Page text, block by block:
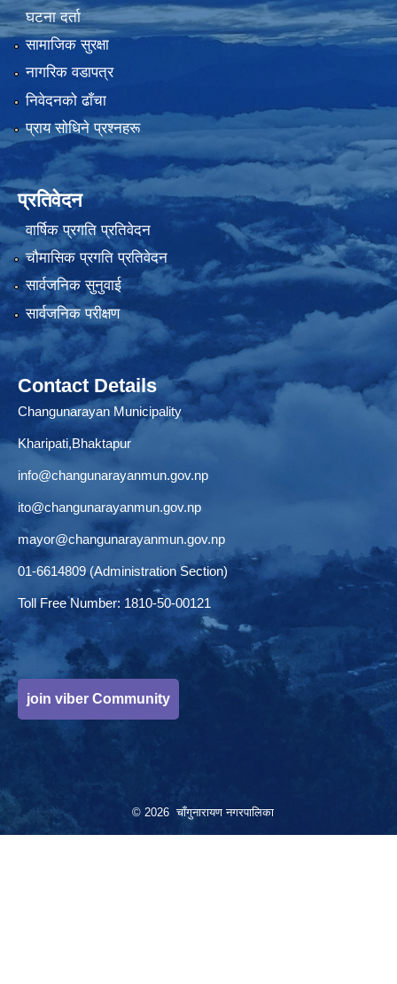
घटना दर्ता
सामाजिक सुरक्षा
नागरिक वडापत्र
निवेदनको ढाँचा
प्राय साेधिने प्रश्नहरू
प्रतिवेदन
वार्षिक प्रगति प्रतिवेदन
चौमासिक प्रगति प्रतिवेदन
सार्वजनिक सुनुवाई
सार्वजनिक परीक्षण
Contact Details
Changunarayan Municipality
Kharipati,Bhaktapur
info@changunarayanmun.gov.np
ito@changunarayanmun.gov.np
mayor@changunarayanmun.gov.np
01-6614809 (Administration Section)
Toll Free Number: 1810-50-00121
join viber Community
© 2026 चाँगुनारायण नगरपालिका